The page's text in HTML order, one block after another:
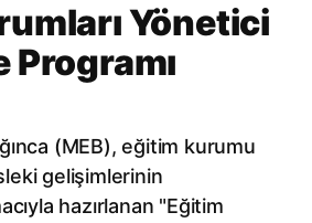
Yönetici
(MEB), eğitim kurumu
gelişimlerinin
hazırlanan "Eğitim